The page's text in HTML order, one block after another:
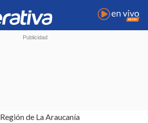
Región de La Araucanía